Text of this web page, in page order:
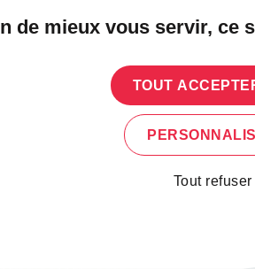
de mieux vous servir, ce
TOUT
Tout refuser